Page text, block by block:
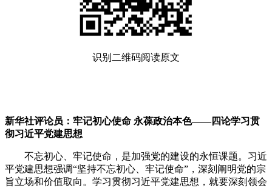
识别二维码阅读原文
新华社评论员：牢记初心使命 永葆政治本色——四论学习贯
彻习近平党建思想
不忘初心、牢记使命，是加强党的建设的永恒课题。习近
平党建思想强调“坚持不忘初心、牢记使命”，深刻阐明党的宗
旨立场和价值取向。学习贯彻习近平党建思想，就要深刻领会